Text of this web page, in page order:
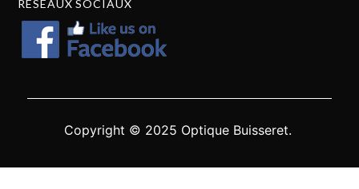
RÉSEAUX SOCIAUX
Copyright © 2025 Optique Buisseret.